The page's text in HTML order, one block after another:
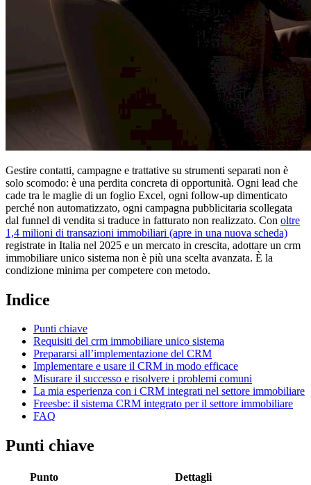
Gestire contatti, campagne e trattative su strumenti separati non è
solo scomodo: è una perdita concreta di opportunità. Ogni lead che
cade tra le maglie di un foglio Excel, ogni follow-up dimenticato
perché non automatizzato, ogni campagna pubblicitaria scollegata
dal funnel di vendita si traduce in fatturato non realizzato. Con oltre
1,4 milioni di transazioni immobiliari (apre in una nuova scheda)
registrate in Italia nel 2025 e un mercato in crescita, adottare un crm
immobiliare unico sistema non è più una scelta avanzata. È la
condizione minima per competere con metodo.
Indice
Punti chiave
Requisiti del crm immobiliare unico sistema
Prepararsi all’implementazione del CRM
Implementare e usare il CRM in modo efficace
Misurare il successo e risolvere i problemi comuni
La mia esperienza con i CRM integrati nel settore immobiliare
Freesbe: il sistema CRM integrato per il settore immobiliare
FAQ
Punti chiave
Punto
Dettagli